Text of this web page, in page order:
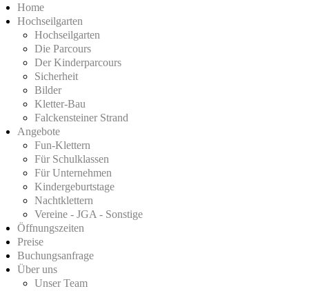
Home
Hochseilgarten
Hochseilgarten
Die Parcours
Der Kinderparcours
Sicherheit
Bilder
Kletter-Bau
Falckensteiner Strand
Angebote
Fun-Klettern
Für Schulklassen
Für Unternehmen
Kindergeburtstage
Nachtklettern
Vereine - JGA - Sonstige
Öffnungszeiten
Preise
Buchungsanfrage
Über uns
Unser Team